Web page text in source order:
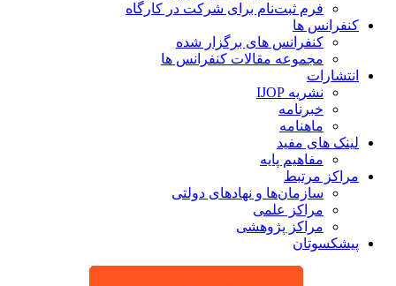
فرم ثبت‌نام برای شرکت در کارگاه
کنفرانس ها
کنفرانس های برگزار شده
مجموعه مقالات کنفرانس ها
انتشارات
نشریه IJOP
خبرنامه
ماهنامه
لینک های مفید
مفاهیم پایه
مراکز مرتبط
سازمان‌ها و نهادهای دولتی
مراکز علمی
مراکز پژوهشی
پیشکسوتان